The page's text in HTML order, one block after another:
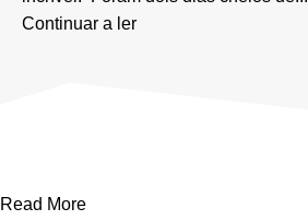
Continuar a ler
Read More